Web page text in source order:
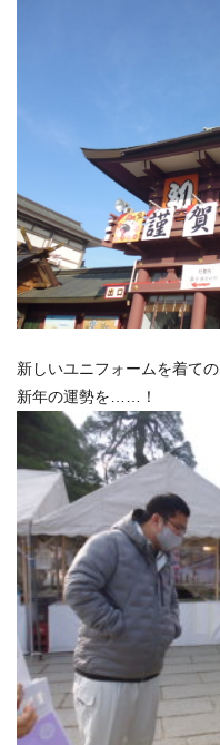
新しいユニフォームを着ての
新年の運勢を……！